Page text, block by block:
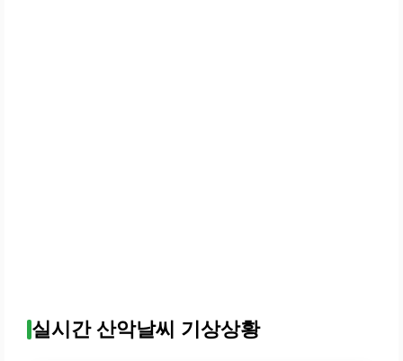
실시간 산악날씨 기상상황